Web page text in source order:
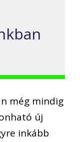
még mindig
új
inkább